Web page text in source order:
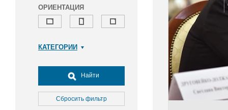
ОРИЕНТАЦИЯ
КАТЕГОРИИ
Досуг, туризм и отдых
Культура
Медицина
Найти
Сбросить фильтр